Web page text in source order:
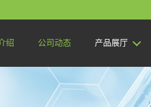
绍 公司动态 产品展厅